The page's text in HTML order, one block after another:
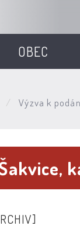
OBEC
Výzva k